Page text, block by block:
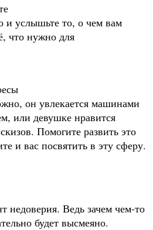
и услышьте то, о чем вам
что нужно для
он увлекается машинами
или девушке нравится
Помогите развить это
и вас посвятить в эту сферу.
недоверия. Ведь зачем чем-то
будет высмеяно.